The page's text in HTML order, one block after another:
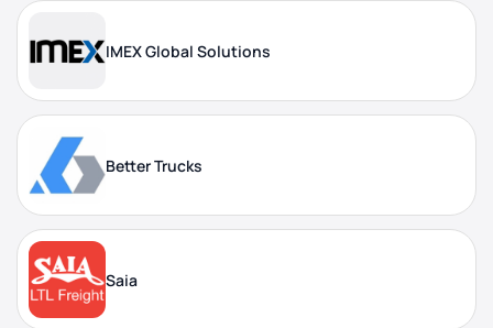
IMEX Global Solutions
Better Trucks
Saia